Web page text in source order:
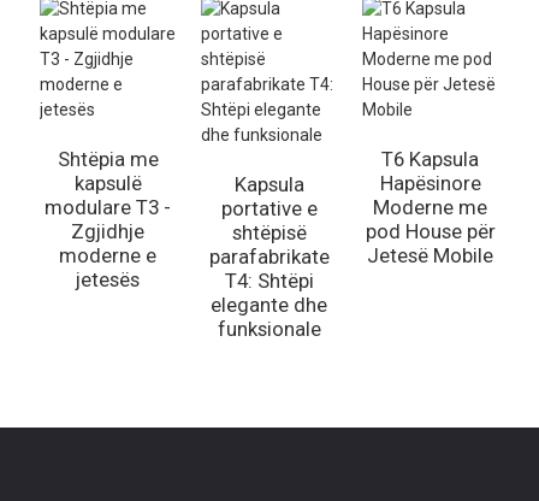
Shtëpia me
kapsulë
modulare T3 -
Zgjidhje
moderne e
jetesës
Kapsula
portative e
shtëpisë
parafabrikate
T4: Shtëpi
elegante dhe
funksionale
T6 Kapsula
Hapësinore
Moderne me
pod House për
Jetesë Mobile